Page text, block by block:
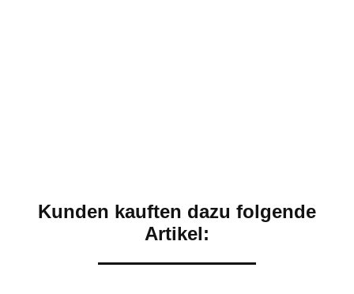
Kunden kauften dazu folgende
Artikel: